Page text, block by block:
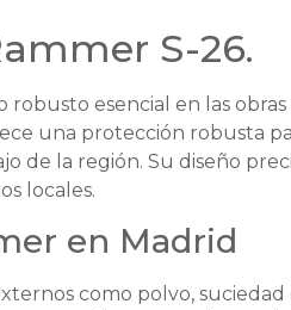
S-26.
esencial en las
una protección robusta
de la región. Su diseño
locales.
en Madrid
como polvo, suciedad